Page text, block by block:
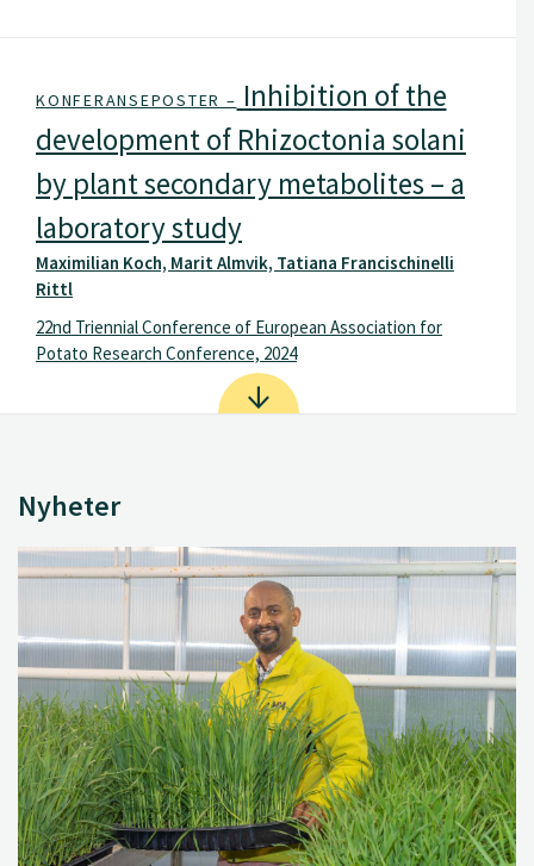
KONFERANSEPOSTER – Inhibition of the
development of Rhizoctonia solani
by plant secondary metabolites – a
laboratory study
Maximilian Koch, Marit Almvik, Tatiana Francischinelli
Rittl
22nd Triennial Conference of European Association for
Potato Research Conference, 2024
Nyheter